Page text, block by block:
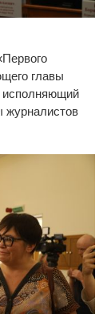
Первого
главы
исполняющий
журналистов